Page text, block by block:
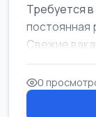
Требуется
постоянная
Свежие
женщин от
0